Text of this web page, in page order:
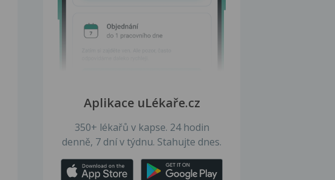
Aplikace uLékaře.cz
350+ lékařů v kapse. 24 hodin
denně, 7 dní v týdnu. Stahujte dnes.